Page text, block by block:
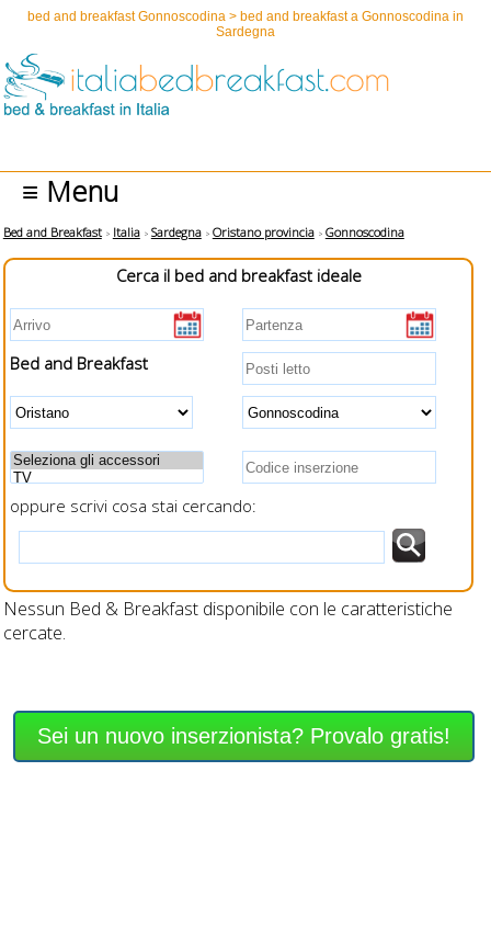
bed and breakfast Gonnoscodina > bed and breakfast a Gonnoscodina in
Sardegna
≡ Menu
Bed and Breakfast Italia Sardegna Oristano provincia Gonnoscodina
Cerca il bed and breakfast ideale
Bed and Breakfast
oppure scrivi cosa stai cercando:
Nessun Bed & Breakfast disponibile con le caratteristiche
cercate.
Sei un nuovo inserzionista? Provalo gratis!